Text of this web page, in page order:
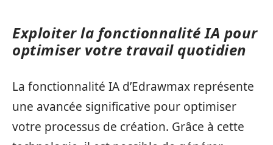
Exploiter la fonctionnalité IA pour
optimiser votre travail quotidien
La fonctionnalité IA d’Edrawmax représente
une avancée significative pour optimiser
votre processus de création. Grâce à cette